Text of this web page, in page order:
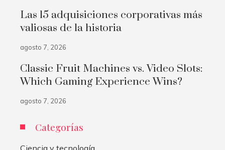
Las 15 adquisiciones corporativas más
valiosas de la historia
agosto 7, 2026
Classic Fruit Machines vs. Video Slots:
Which Gaming Experience Wins?
agosto 7, 2026
Categorías
Ciencia y tecnología